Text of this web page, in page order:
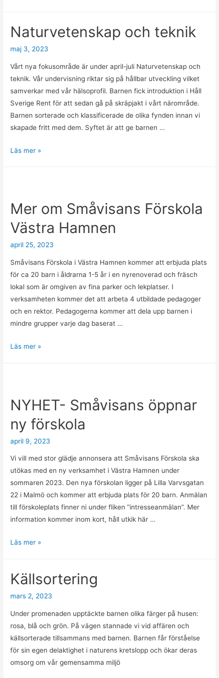
förskola
Naturvetenskap och teknik
maj 3, 2023
Vårt nya fokusområde är under april-juli Naturvetenskap och
teknik. Vår undervisning riktar sig på hållbar utveckling vilket
samverkar med vår hälsoprofil. Barnen fick introduktion i Håll
Sverige Rent för att sedan gå på skräpjakt i vårt närområde.
Barnen sorterade och klassificerade de olika fynden innan vi
skapade fritt med dem. Syftet är att ge barnen …
Naturvetenskap
Läs mer »
Mer om Småvisans Förskola
Västra Hamnen
april 25, 2023
Småvisans Förskola i Västra Hamnen kommer att erbjuda plats
för ca 20 barn i åldrarna 1-5 år i en nyrenoverad och fräsch
lokal som är omgiven av fina parker och lekplatser. I
verksamheten kommer det att arbeta 4 utbildade pedagoger
och en rektor. Pedagogerna kommer att dela upp barnen i
mindre grupper varje dag baserat …
Mer
Hamnen
Läs mer »
NYHET- Småvisans öppnar
ny förskola
april 9, 2023
Vi vill med stor glädje annonsera att Småvisans Förskola ska
utökas med en ny verksamhet i Västra Hamnen under
sommaren 2023. Den nya förskolan ligger på Lilla Varvsgatan
22 i Malmö och kommer att erbjuda plats för 20 barn. Anmälan
till förskoleplats finner ni under fliken ”intresseanmälan”. Mer
information kommer inom kort, håll utkik här …
NYHET-
ny
Läs mer »
Källsortering
mars 2, 2023
Under promenaden upptäckte barnen olika färger på husen:
rosa, blå och grön. På vägen stannade vi vid affären och
källsorterade tillsammans med barnen. Barnen får förståelse
för sin egen delaktighet i naturens kretslopp och ökar deras
omsorg om vår gemensamma miljö